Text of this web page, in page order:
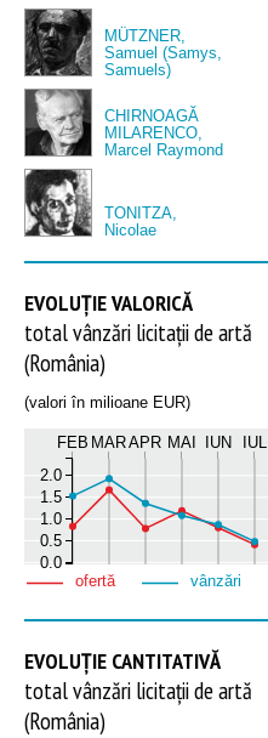
MÜTZNER,
Samuel (Samys,
Samuels)
CHIRNOAGĂ
MILARENCO,
Marcel Raymond
TONITZA,
Nicolae
EVOLUȚIE VALORICĂ
total vânzări licitații de artă
(România)
(valori în milioane EUR)
FEB MARAPR MAI IUN IUL
0.0
0.5
1.0
1.5
2.0
ofertă vânzări
EVOLUȚIE CANTITATIVĂ
total vânzări licitații de artă
(România)